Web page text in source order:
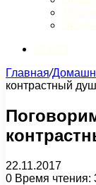
Главная/
контрастный
22.11.2017
0 Время чтения: